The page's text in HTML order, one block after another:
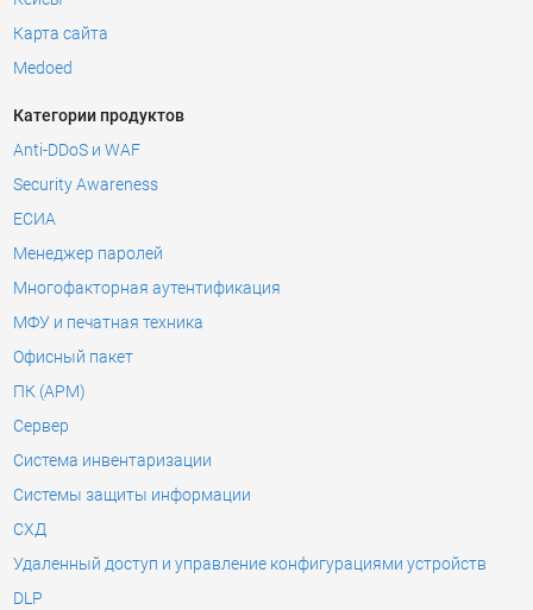
Карта сайта
Medoed
Категории продуктов
Anti-DDoS и WAF
Security Awareness
ЕСИА
Менеджер паролей
Многофакторная аутентификация
МФУ и печатная техника
Офисный пакет
ПК (АРМ)
Сервер
Система инвентаризации
Системы защиты информации
СХД
Удаленный доступ и управление конфигурациями устройств
DLP